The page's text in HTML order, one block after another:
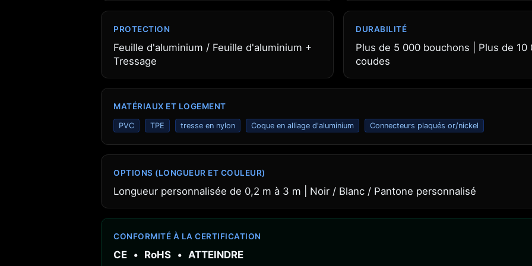
PROTECTION
Feuille d'aluminium / Feuille d'aluminium +
Tressage
DURABILITÉ
Plus de 5 000 bouchons | Plus de 10
coudes
MATÉRIAUX ET LOGEMENT
PVC TPE tresse en nylon Coque en alliage d'aluminium Connecteurs plaqués or/nickel
OPTIONS (LONGUEUR ET COULEUR)
Longueur personnalisée de 0,2 m à 3 m | Noir / Blanc / Pantone personnalisé
CONFORMITÉ À LA CERTIFICATION
CE • RoHS • ATTEINDRE